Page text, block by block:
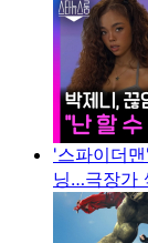
'스파이더
닝…극장가